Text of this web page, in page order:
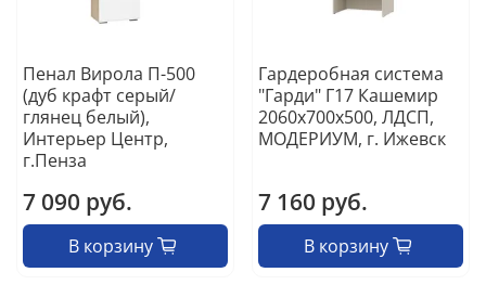
Пенал Вирола П-500
(дуб крафт серый/
глянец белый),
Интерьер Центр,
г.Пенза
7 090 руб.
В корзину
Гардеробная система
"Гарди" Г17 Кашемир
2060х700х500, ЛДСП,
МОДЕРИУМ, г. Ижевск
7 160 руб.
В корзину